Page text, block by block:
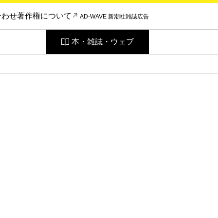
せ著作権について AD-WAVE 新潮社雑誌広告
本・雑誌・ウェブ